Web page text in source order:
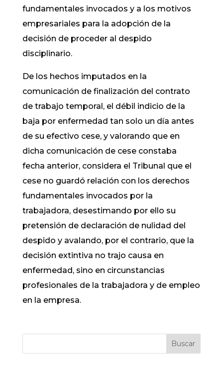
fundamentales invocados y a los motivos
empresariales para la adopción de la
decisión de proceder al despido
disciplinario.
De los hechos imputados en la
comunicación de finalización del contrato
de trabajo temporal, el débil indicio de la
baja por enfermedad tan solo un día antes
de su efectivo cese, y valorando que en
dicha comunicación de cese constaba
fecha anterior, considera el Tribunal que el
cese no guardó relación con los derechos
fundamentales invocados por la
trabajadora, desestimando por ello su
pretensión de declaración de nulidad del
despido y avalando, por el contrario, que la
decisión extintiva no trajo causa en
enfermedad, sino en circunstancias
profesionales de la trabajadora y de empleo
en la empresa.
Buscar